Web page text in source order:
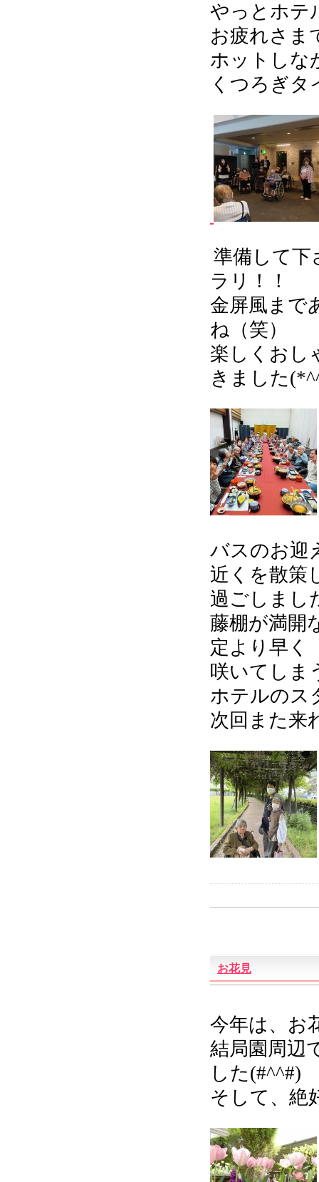
やっとホテ
お疲れさ
ホットしな
くつろぎタ
準備して下
ラリ！！
金屏風まで
ね（笑）
楽しくおし
きました
バスのお迎
近くを散策
過ごしまし
藤棚が満開
定より早く
咲いてしま
ホテルのス
次回また来
お花見
今年は、お
結局園周辺
した(#^^#)
そして、絶